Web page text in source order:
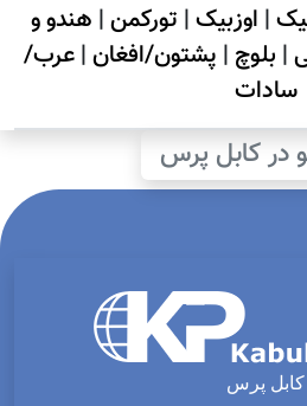
| اوزبیک| تورکمن| هندو و
| بلوچ | پشتون/افغان|عرب/
سادات
در کابل پرس
کابل پرس